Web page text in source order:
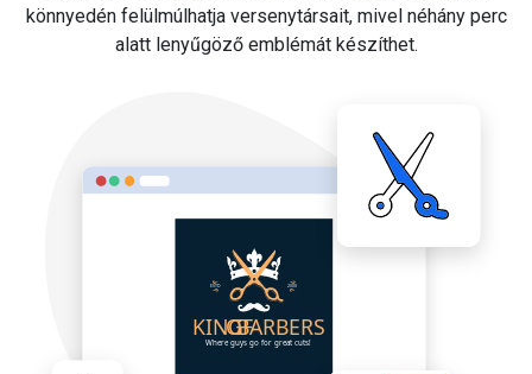
könnyedén felülmúlhatja versenytársait, mivel néhány perc
alatt lenyűgöző emblémát készíthet.